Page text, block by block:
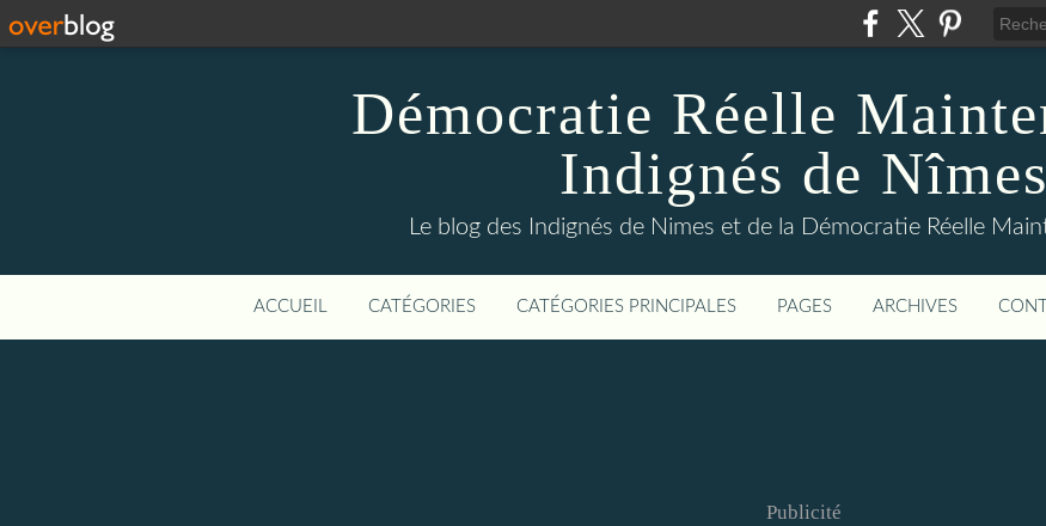
Démocratie Réelle
Indignés de Nîmes
Le blog des Indignés de Nimes et de la Démocratie Réelle
ACCUEIL CATÉGORIES CATÉGORIES PRINCIPALES PAGES ARCHIVES
Publicité